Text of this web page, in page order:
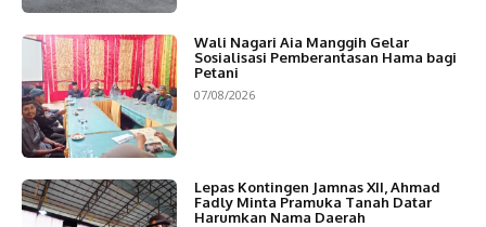
Wali Nagari Aia Manggih Gelar
Sosialisasi Pemberantasan Hama bagi
Petani
07/08/2026
Lepas Kontingen Jamnas XII, Ahmad
Fadly Minta Pramuka Tanah Datar
Harumkan Nama Daerah